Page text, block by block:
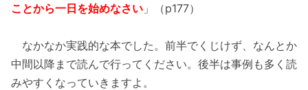
ことから一日を始めなさい 」（p177）
なかなか実践的な本でした。前半でくじけず、なんとか
中間以降まで読んで行ってください。後半は事例も多く読
みやすくなっていきますよ。